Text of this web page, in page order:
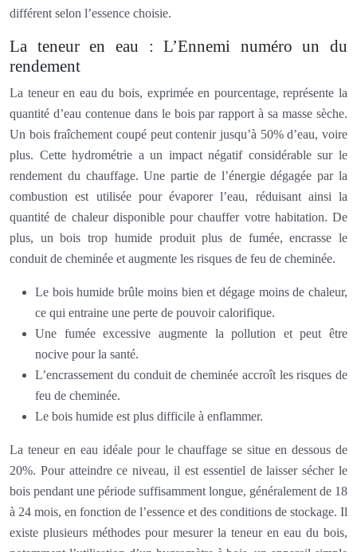
différent selon l’essence choisie.
La teneur en eau : L’Ennemi numéro un du
rendement
La teneur en eau du bois, exprimée en pourcentage, représente la
quantité d’eau contenue dans le bois par rapport à sa masse sèche.
Un bois fraîchement coupé peut contenir jusqu’à 50% d’eau, voire
plus. Cette hydrométrie a un impact négatif considérable sur le
rendement du chauffage. Une partie de l’énergie dégagée par la
combustion est utilisée pour évaporer l’eau, réduisant ainsi la
quantité de chaleur disponible pour chauffer votre habitation. De
plus, un bois trop humide produit plus de fumée, encrasse le
conduit de cheminée et augmente les risques de feu de cheminée.
Le bois humide brûle moins bien et dégage moins de chaleur,
ce qui entraine une perte de pouvoir calorifique.
Une fumée excessive augmente la pollution et peut être
nocive pour la santé.
L’encrassement du conduit de cheminée accroît les risques de
feu de cheminée.
Le bois humide est plus difficile à enflammer.
La teneur en eau idéale pour le chauffage se situe en dessous de
20%. Pour atteindre ce niveau, il est essentiel de laisser sécher le
bois pendant une période suffisamment longue, généralement de 18
à 24 mois, en fonction de l’essence et des conditions de stockage. Il
existe plusieurs méthodes pour mesurer la teneur en eau du bois,